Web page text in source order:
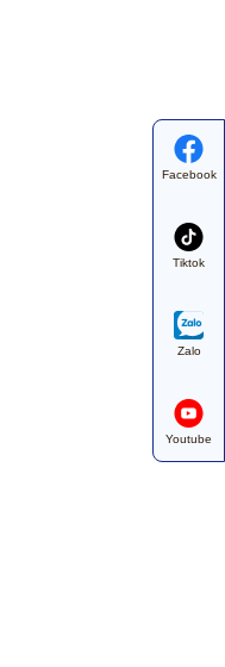
Facebook
Tiktok
Zalo
Youtube